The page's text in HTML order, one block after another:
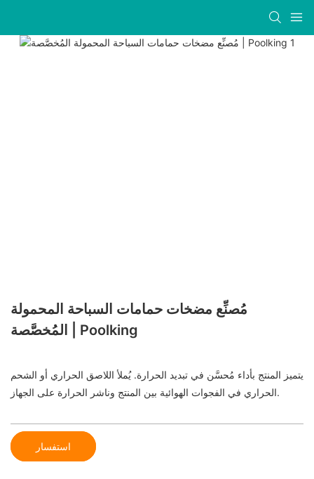
مُصنِّع مضخات حمامات السباحة المحمولة
المُخصَّصة | Poolking
يتميز المنتج بأداء مُحسَّن في تبديد الحرارة. يُملأ اللاصق الحراري أو الشحم
الحراري في الفجوات الهوائية بين المنتج وناشر الحرارة على الجهاز.
استفسار